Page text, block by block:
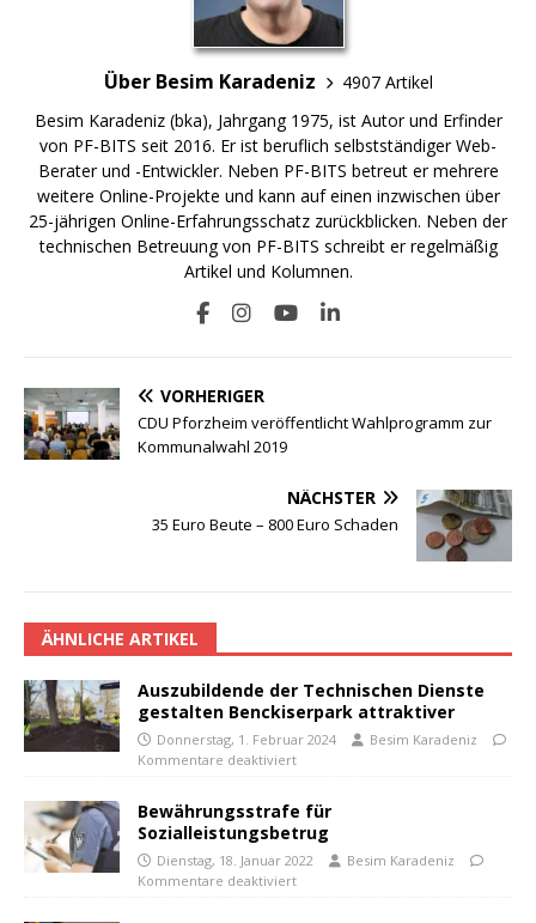
Über Besim Karadeniz
4907 Artikel
Besim Karadeniz (bka), Jahrgang 1975, ist Autor und Erfinder
von PF-BITS seit 2016. Er ist beruflich selbstständiger Web-
Berater und -Entwickler. Neben PF-BITS betreut er mehrere
weitere Online-Projekte und kann auf einen inzwischen über
25-jährigen Online-Erfahrungsschatz zurückblicken. Neben der
technischen Betreuung von PF-BITS schreibt er regelmäßig
Artikel und Kolumnen.
VORHERIGER
CDU Pforzheim veröffentlicht Wahlprogramm zur
Kommunalwahl 2019
NÄCHSTER
35 Euro Beute – 800 Euro Schaden
ÄHNLICHE ARTIKEL
Auszubildende der Technischen Dienste
gestalten Benckiserpark attraktiver
Donnerstag, 1. Februar 2024
Besim Karadeniz
Kommentare deaktiviert
Bewährungsstrafe für
Sozialleistungsbetrug
Dienstag, 18. Januar 2022
Besim Karadeniz
Kommentare deaktiviert